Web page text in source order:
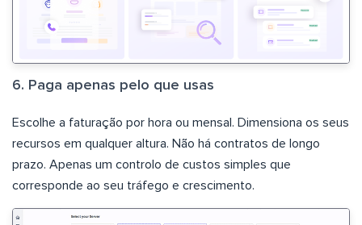
6. Paga apenas pelo que usas
Escolhe a faturação por hora ou mensal. Dimensiona os seus
recursos em qualquer altura. Não há contratos de longo
prazo. Apenas um controlo de custos simples que
corresponde ao seu tráfego e crescimento.